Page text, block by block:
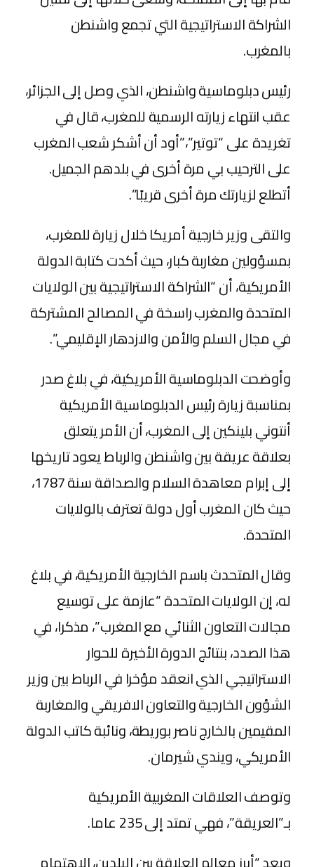
الشراكة الاستراتيجية التي تجمع واشنطن
بالمغرب.
رئيس دبلوماسية واشنطن، الذي وصل إلى الجزائر،
عقب انتهاء زيارته الرسمية للمغرب، قال في
تغريدة على “توتير”،”أود أن أشكر شعب المغرب
على الترحيب بي مرة أخرى في بلدهم الجميل.
أتطلع لزيارتك مرة أخرى قريبًا”.
والتقى وزير خارجية أمريكا خلال زيارة للمغرب،
بمسؤولين مغاربة كبار، حيث أكدت كتابة الدولة
الأمريكية، أن “الشراكة الاستراتيجية بين الولايات
المتحدة والمغرب راسخة في المصالح المشتركة
في مجال السلم والأمن والازدهار الإقليمي”.
وأوضحت الدبلوماسية الأمريكية، في بلاغ صدر
بمناسبة زيارة رئيس الدبلوماسية الأمريكية
أنتوني بلينكين إلى المغرب، أن الأمر يتعلق
بعلاقة عريقة بين واشنطن والرباط يعود تاريخها
إلى إبرام معاهدة السلام والصداقة سنة 1787،
حيث كان المغرب أول دولة تعترف بالولايات
المتحدة.
وقال المتحدث باسم الخارجية الأمريكية، في بلاغ
له، إن الولايات المتحدة “عازمة على توسيع
مجالات التعاون الثنائي مع المغرب”، مذكرا، في
هذا الصدد، بنتائج الدورة الأخيرة للحوار
الاستراتيجي الذي انعقد مؤخرا في الرباط بين وزير
الشؤون الخارجية والتعاون الافريقي والمغاربة
المقيمين بالخارج ناصر بوريطة، ونائبة كاتب الدولة
الأمريكي، ويندي شيرمان.
وتوصف العلاقات المغربية الأمريكية
بـ”العريقة”، فهي تمتد إلى 235 عاما.